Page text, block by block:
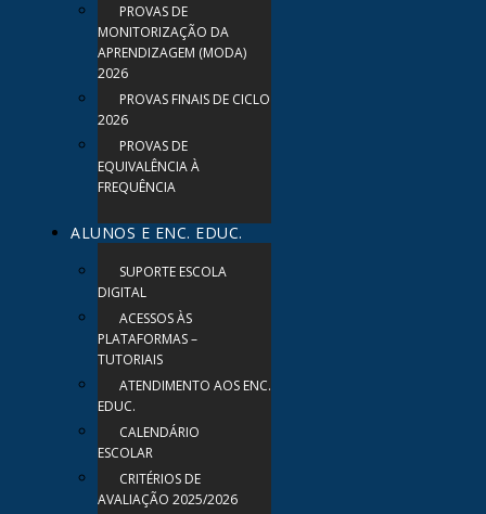
PROVAS DE
MONITORIZAÇÃO DA
APRENDIZAGEM (MODA)
2026
PROVAS FINAIS DE CICLO
2026
PROVAS DE
EQUIVALÊNCIA À
FREQUÊNCIA
ALUNOS E ENC. EDUC.
SUPORTE ESCOLA
DIGITAL
ACESSOS ÀS
PLATAFORMAS –
TUTORIAIS
ATENDIMENTO AOS ENC.
EDUC.
CALENDÁRIO
ESCOLAR
CRITÉRIOS DE
AVALIAÇÃO 2025/2026